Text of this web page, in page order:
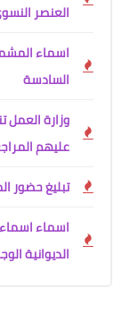
العنصر
اسماء
السادسة
وزارة
عليهم
تبليغ حضور
اسماء
الديوانية